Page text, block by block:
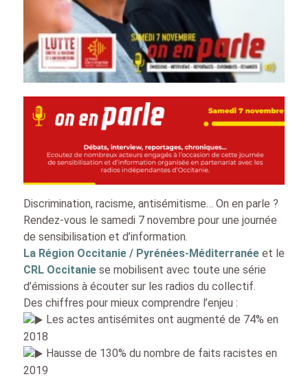
Discrimination, racisme, antisémitisme… On en parle ?
Rendez-vous le samedi 7 novembre pour une journée
de sensibilisation et d’information.
La Région Occitanie / Pyrénées-Méditerranée et le
CRL Occitanie se mobilisent avec toute une série
d’émissions à écouter sur les radios du collectif.
Des chiffres pour mieux comprendre l’enjeu :
Les actes antisémites ont augmenté de 74% en
2018
Hausse de 130% du nombre de faits racistes en
2019